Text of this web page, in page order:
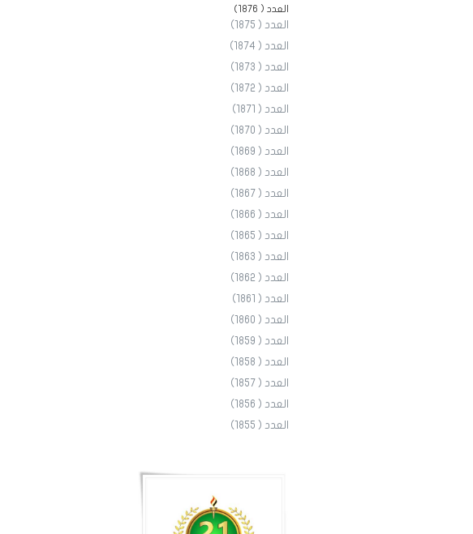
العدد ( 1876)
العدد ( 1875)
العدد ( 1874)
العدد ( 1873)
العدد ( 1872)
العدد ( 1871)
العدد ( 1870)
العدد ( 1869)
العدد ( 1868)
العدد ( 1867)
العدد ( 1866)
العدد ( 1865)
العدد ( 1863)
العدد ( 1862)
العدد ( 1861)
العدد ( 1860)
العدد ( 1859)
العدد ( 1858)
العدد ( 1857)
العدد ( 1856)
العدد ( 1855)